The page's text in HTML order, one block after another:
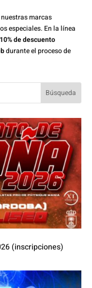
marcas
especiales. En la línea
10% de descuento
durante el proceso de
(inscripciones)